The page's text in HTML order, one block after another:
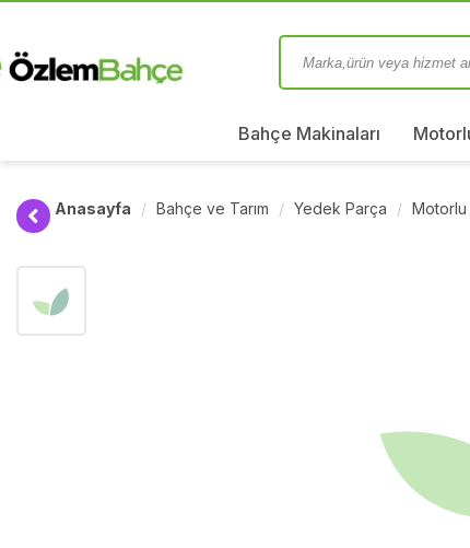
Bahçe Makinaları
Anasayfa Bahçe ve Tarım Yedek Parça Motorlu